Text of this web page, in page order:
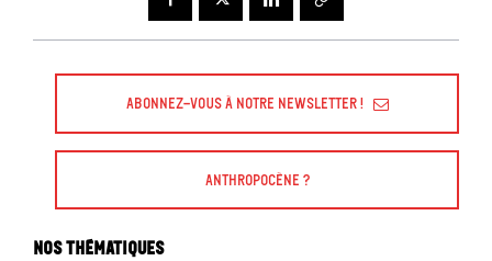
Abonnez-vous à Notre Newsletter !
Anthropocène ?
Nos thématiques